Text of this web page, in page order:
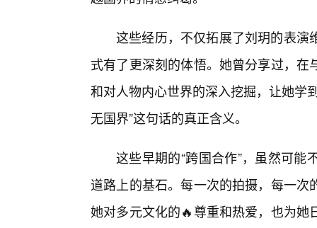
这些经历，不仅拓展了刘玥的表演
式有了更深刻的体悟。她曾分享过，
和对人物内心世界的深入挖掘，让她学
无国界”这句话的真正含义。
这些早期的“跨国合作”，虽然可
道路上的基石。每一次的拍摄，每一
她对多元文化的🔥尊重和热爱，也为